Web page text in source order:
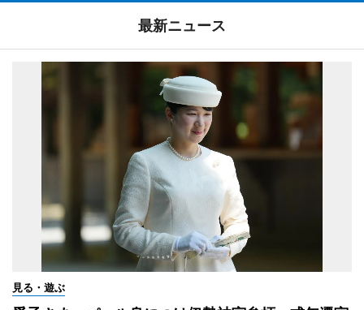
最新ニュース
見る・遊ぶ